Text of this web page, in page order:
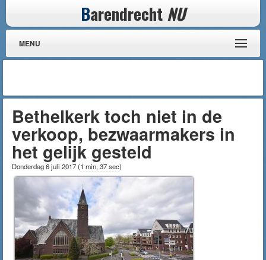
Barendrecht NU
MENU
Bethelkerk toch niet in de
verkoop, bezwaarmakers in
het gelijk gesteld
Donderdag 6 juli 2017(1 min, 37 sec)